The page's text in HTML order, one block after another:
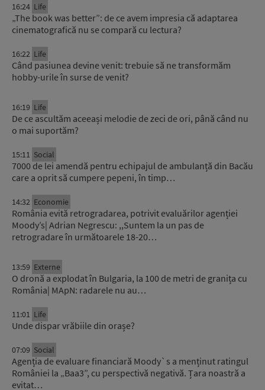
16:24 Life
„The book was better”: de ce avem impresia că adaptarea
cinematografică nu se compară cu lectura?
16:22 Life
Când pasiunea devine venit: trebuie să ne transformăm
hobby-urile în surse de venit?
16:19 Life
De ce ascultăm aceeași melodie de zeci de ori, până când nu
o mai suportăm?
15:11 Social
7000 de lei amendă pentru echipajul de ambulanță din Bacău
care a oprit să cumpere pepeni, în timp…
14:32 Economie
România evită retrogradarea, potrivit evaluărilor agenției
Moody’s| Adrian Negrescu: ,,Suntem la un pas de
retrogradare în următoarele 18-20…
13:59 Externe
O dronă a explodat în Bulgaria, la 100 de metri de granița cu
România| MApN: radarele nu au…
11:01 Life
Unde dispar vrăbiile din orașe?
07:09 Social
Agenția de evaluare financiară Moody`s a menținut ratingul
României la „Baa3”, cu perspectivă negativă. Țara noastră a
evitat…